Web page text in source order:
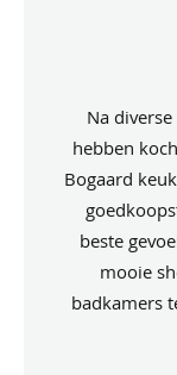
Na
hebben
Bogaard
beste
mooie
badkamers